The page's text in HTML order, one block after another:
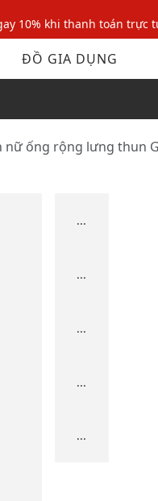
10% khi thanh toán trực
10% đơn đầu cho thành viên
10% khi thanh toán trực
ĐỒ GIA DỤNG
nữ ống rộng lưng thun
...
...
...
...
...